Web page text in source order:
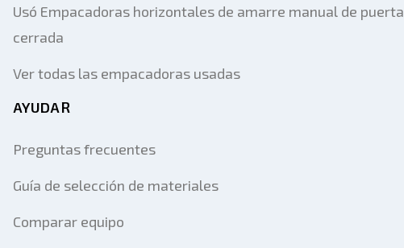
Usó Empacadoras horizontales de amarre manual de puerta
cerrada
Ver todas las empacadoras usadas
AYUDAR
Preguntas frecuentes
Guía de selección de materiales
Comparar equipo